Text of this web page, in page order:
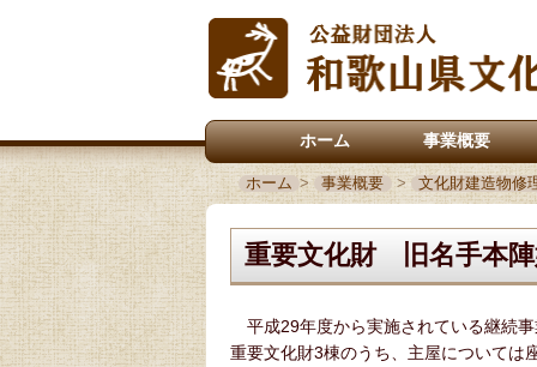
ホーム 事業概要
ホーム > 事業概要 > 文化財建造物修
重要文化財 旧名手本陣
平成29年度から実施されている継続
重要文化財3棟のうち、主屋については